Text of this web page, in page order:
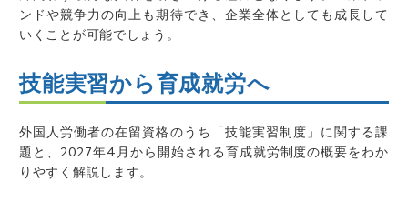
ンドや競争力の向上も期待でき、企業全体としても成長して
いくことが可能でしょう。
技能実習から育成就労へ
外国人労働者の在留資格のうち 「技能実習制度」に関する課
題 と、2027年4月から開始される育成就労制度の概要をわか
りやすく解説します。